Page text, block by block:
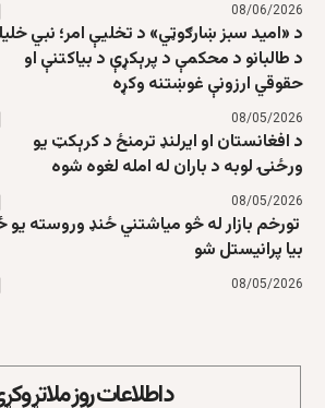
08/06/2026
د «امید سبز ښارګوټي» د تخلیې امر؛ نبي
د طالبانو د محکمې د پرېکړې د بیاکتنې او
حقوقي ارزونې غوښتنه وکړه
08/05/2026
د افغانستان او ایرلنډ ترمنځ د کرېکټ یو
ورځنۍ لوبه د باران له امله لغوه شوه
08/05/2026
تورخم بازار له څو میاشتني ځنډ وروسته یو
بیا پرانیستل شو
08/05/2026
د اطلاعات روز ملاتړ